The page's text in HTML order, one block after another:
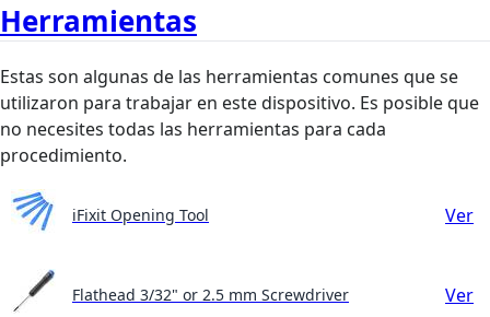
Herramientas
Estas son algunas de las herramientas comunes que se
utilizaron para trabajar en este dispositivo. Es posible que
no necesites todas las herramientas para cada
procedimiento.
iFixit Opening Tool Ver
Flathead 3/32" or 2.5 mm Screwdriver Ver